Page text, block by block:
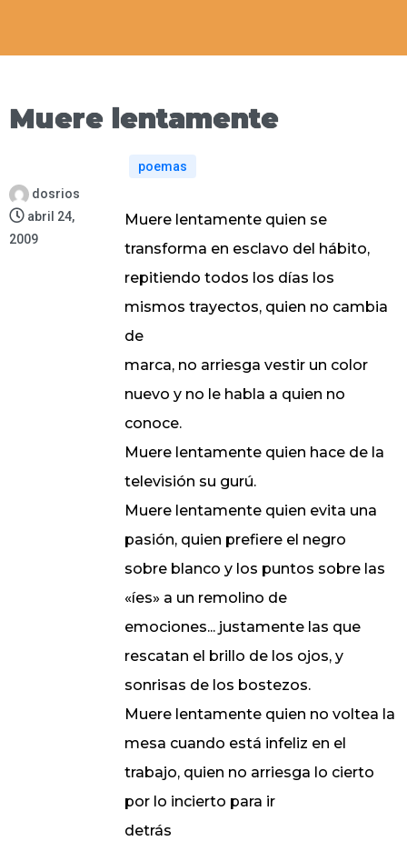
Muere lentamente
dosrios
abril 24,
2009
poemas
Muere lentamente quien se
transforma en esclavo del hábito,
repitiendo todos los días los
mismos trayectos, quien no cambia
de
marca, no arriesga vestir un color
nuevo y no le habla a quien no
conoce.
Muere lentamente quien hace de la
televisión su gurú.
Muere lentamente quien evita una
pasión, quien prefiere el negro
sobre blanco y los puntos sobre las
«íes» a un remolino de
emociones... justamente las que
rescatan el brillo de los ojos, y
sonrisas de los bostezos.
Muere lentamente quien no voltea la
mesa cuando está infeliz en el
trabajo, quien no arriesga lo cierto
por lo incierto para ir
detrás